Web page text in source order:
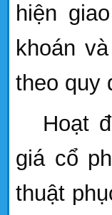
hiện
khoán
theo quy
Hoạt
giá cổ
thuật